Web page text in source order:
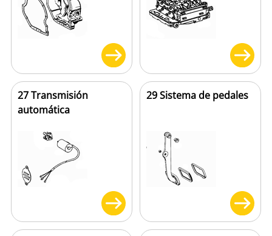
27 Transmisión
automática
29 Sistema de pedales